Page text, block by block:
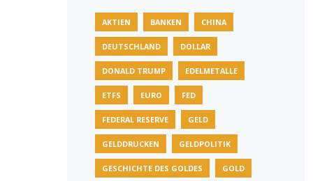
AKTIEN BANKEN CHINA
DEUTSCHLAND DOLLAR
DONALD TRUMP EDELMETALLE
ETFS EURO FED
FEDERAL RESERVE GELD
GELDDRUCKEN GELDPOLITIK
GESCHICHTE DES GOLDES GOLD